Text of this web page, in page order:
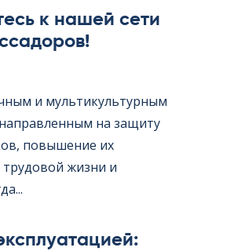
к нашей сети
и мультикультурным
на защиту
повышение их
жизни и